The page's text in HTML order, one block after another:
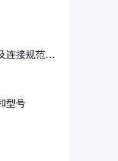
连接规范详
型号